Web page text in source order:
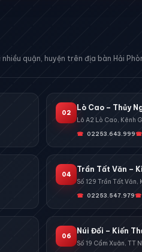
quận, huyện trên địa bàn Hải
02
Lò Cao – Thủy
Lô A2 Lò Cao, Kênh
02253.643.999
04
Trần Tất Văn –
Số 129 Trần Tất Văn,
02253.547.979
06
Núi Đối – Kiến
Số 19 Cẩm Xuân, TT